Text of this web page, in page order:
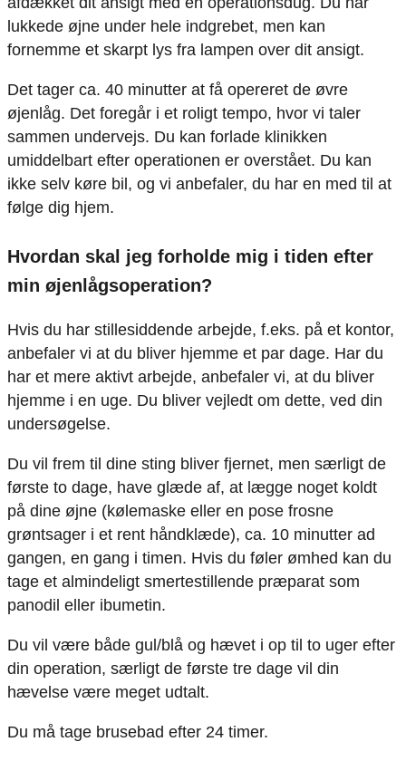
lukkede øjne under hele indgrebet, men kan
fornemme et skarpt lys fra lampen over dit ansigt.
Det tager ca. 40 minutter at få opereret de øvre
øjenlåg. Det foregår i et roligt tempo, hvor vi taler
sammen undervejs. Du kan forlade klinikken
umiddelbart efter operationen er overstået. Du kan
ikke selv køre bil, og vi anbefaler, du har en med til at
følge dig hjem.
Hvordan skal jeg forholde mig i tiden efter
min øjenlågsoperation?
Hvis du har stillesiddende arbejde, f.eks. på et kontor,
anbefaler vi at du bliver hjemme et par dage. Har du
har et mere aktivt arbejde, anbefaler vi, at du bliver
hjemme i en uge. Du bliver vejledt om dette, ved din
undersøgelse.
Du vil frem til dine sting bliver fjernet, men særligt de
første to dage, have glæde af, at lægge noget koldt
på dine øjne (kølemaske eller en pose frosne
grøntsager i et rent håndklæde), ca. 10 minutter ad
gangen, en gang i timen. Hvis du føler ømhed kan du
tage et almindeligt smertestillende præparat som
panodil eller ibumetin.
Du vil være både gul/blå og hævet i op til to uger efter
din operation, særligt de første tre dage vil din
hævelse være meget udtalt.
Du må tage brusebad efter 24 timer.